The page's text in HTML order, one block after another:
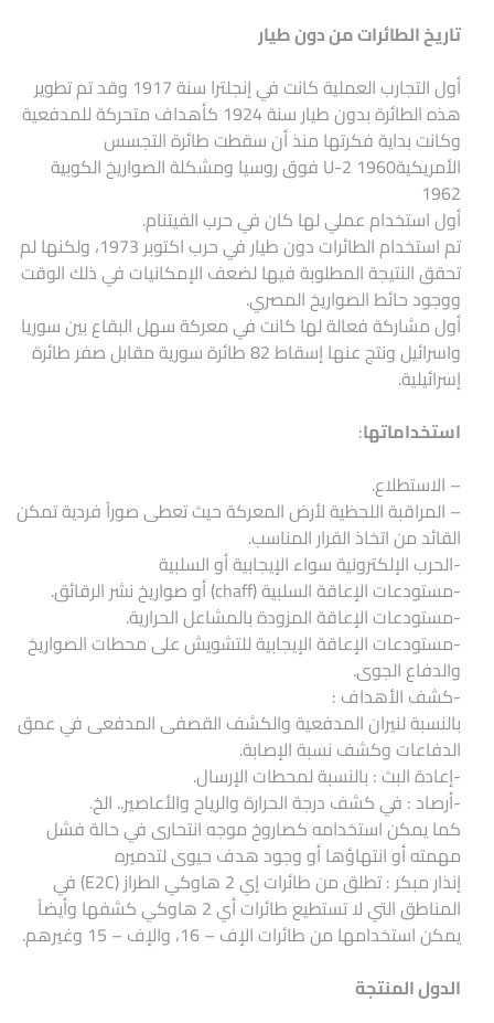
تاريخ الطائرات من دون طيار
أول التجارب العملية كانت في إنجلترا سنة 1917 وقد تم تطوير
هذه الطائرة بدون طيار سنة 1924 كأهداف متحركة للمدفعية
وكانت بداية فكرتها منذ أن سقطت طائرة التجسس
الأمريكيةU-2 1960 فوق روسيا ومشكلة الصواريخ الكوبية
1962
أول استخدام عملي لها كان في حرب الفيتنام.
تم استخدام الطائرات دون طيار في حرب اكتوبر 1973، ولكنها لم
تحقق النتيجة المطلوبة فيها لضعف الإمكانيات في ذلك الوقت
ووجود حائط الصواريخ المصري.
أول مشاركة فعالة لها كانت في معركة سهل البقاع بين سوريا
واسرائيل ونتج عنها إسقاط 82 طائرة سورية مقابل صفر طائرة
إسرائيلية.
استخداماتها:
– الاستطلاع.
– المراقبة اللحظية لأرض المعركة حيث تعطى صوراً فردية تمكن
القائد من اتخاذ القرار المناسب.
-الحرب الإلكترونية سواء الإيجابية أو السلبية
-مستودعات الإعاقة السلبية (chaff) أو صواريخ نشر الرقائق.
-مستودعات الإعاقة المزودة بالمشاعل الحرارية.
-مستودعات الإعاقة الإيجابية للتشويش على محطات الصواريخ
والدفاع الجوى.
-كشف الأهداف :
بالنسبة لنيران المدفعية والكشف القصفى المدفعى في عمق
الدفاعات وكشف نسبة الإصابة.
-إعادة البث : بالنسبة لمحطات الإرسال.
-أرصاد : في كشف درجة الحرارة والرياح والأعاصير.. الخ.
كما يمكن استخدامه كصاروخ موجه انتحارى في حالة فشل
مهمته أو انتهاؤها أو وجود هدف حيوى لتدميره
إنذار مبكر : تطلق من طائرات إي 2 هاوكي الطراز (E2C) في
المناطق التي لا تستطيع طائرات أي 2 هاوكي كشفها وأيضاً
يمكن استخدامها من طائرات الإف – 16، والإف – 15 وغيرهم.
الدول المنتجة